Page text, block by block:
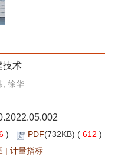
技术
, 徐华
) PDF(732KB) ( 612 )
| 计量指标